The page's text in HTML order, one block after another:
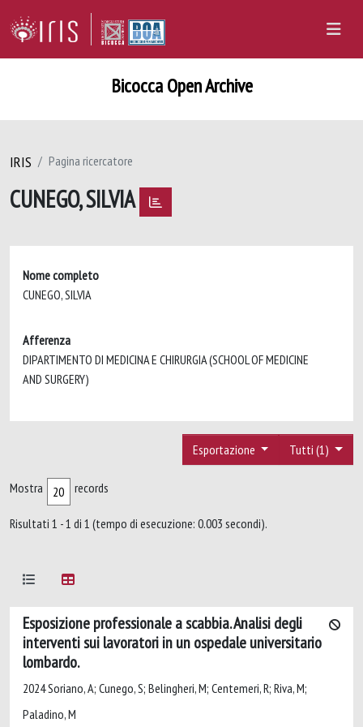
Bicocca Open Archive
IRIS Pagina ricercatore
CUNEGO, SILVIA
Nome completo
CUNEGO, SILVIA
Afferenza
DIPARTIMENTO DI MEDICINA E CHIRURGIA (SCHOOL OF MEDICINE
AND SURGERY)
Tutti (1)
Esportazione
Mostra records
Risultati 1 - 1 di 1 (tempo di esecuzione: 0.003 secondi).
Esposizione professionale a scabbia. Analisi degli
interventi sui lavoratori in un ospedale universitario
lombardo.
2024 Soriano, A; Cunego, S; Belingheri, M; Centemeri, R; Riva, M;
Paladino, M